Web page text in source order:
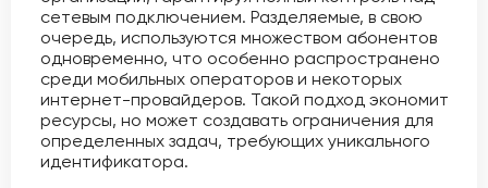
сетевым подключением. Разделяемые, в свою
очередь, используются множеством абонентов
одновременно, что особенно распространено
среди мобильных операторов и некоторых
интернет-провайдеров. Такой подход экономит
ресурсы, но может создавать ограничения для
определенных задач, требующих уникального
идентификатора.